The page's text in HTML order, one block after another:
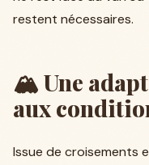
restent nécessaires.
🏔️ Une
aux
Issue de croisements